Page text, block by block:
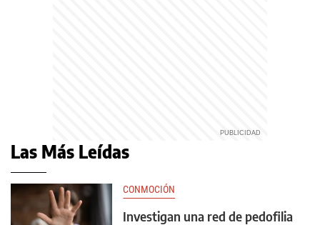
Las Más Leídas
CONMOCIÓN
Investigan una red de pedofilia